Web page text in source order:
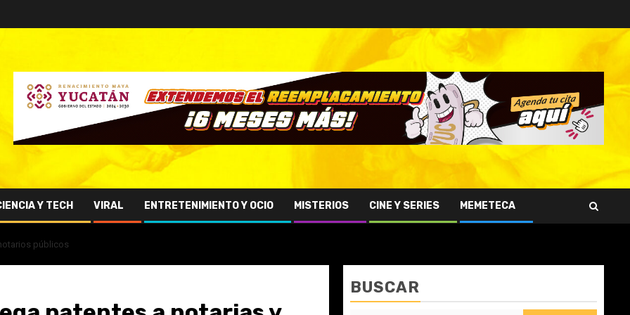
Y TECH VIRAL ENTRETENIMIENTO Y OCIO MISTERIOS CINE Y SERIES MEMETECA
públicos
BUSCAR